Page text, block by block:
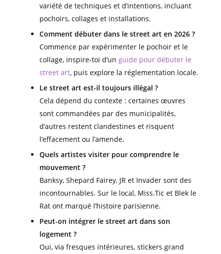
variété de techniques et d’intentions, incluant
pochoirs, collages et installations.
Comment débuter dans le street art en 2026 ?
Commence par expérimenter le pochoir et le
collage, inspire-toi d’un guide pour débuter le
street art, puis explore la réglementation locale.
Le street art est-il toujours illégal ?
Cela dépend du contexte : certaines œuvres
sont commandées par des municipalités,
d’autres restent clandestines et risquent
l’effacement ou l’amende.
Quels artistes visiter pour comprendre le
mouvement ?
Banksy, Shepard Fairey, JR et Invader sont des
incontournables. Sur le local, Miss.Tic et Blek le
Rat ont marqué l’histoire parisienne.
Peut-on intégrer le street art dans son
logement ?
Oui, via fresques intérieures, stickers grand